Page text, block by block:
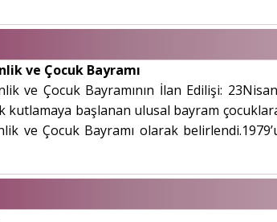
ve Çocuk Bayramı
ve Çocuk Bayramının İlan Edilişi:
kutlamaya başlanan ulusal bayram
ve Çocuk Bayramı olarak